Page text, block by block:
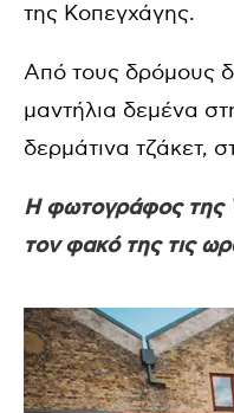
της Κοπεγχάγης.
Από τους δρόμους
μαντήλια δεμένα
δερμάτινα τζάκετ,
Η φωτογράφος της
τον φακό της τις